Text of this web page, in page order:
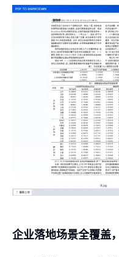
企业落地场景全覆盖